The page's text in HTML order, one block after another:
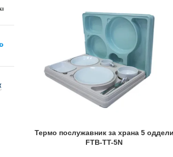
Термо послужавник за храна 5 оддели
FTB-TT-5N